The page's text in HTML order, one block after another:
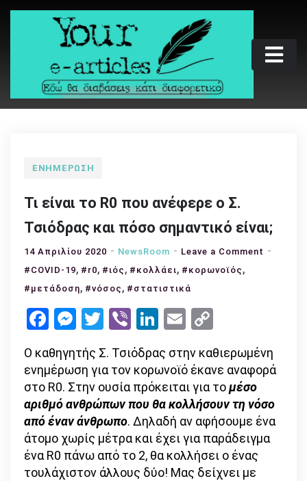
Skip
Your e-articles
Εδώ θα διαβάσεις κάτι διαφορετικό
ΕΝΗΜΈΡΩΣΗ
Τι είναι το R0 που ανέφερε ο Σ.
Τσιόδρας και πόσο σημαντικό είναι;
14 Απριλίου 2020 NewsRoom Leave a Comment on
ανέφερε
ο
και
πόσο
#COVID-19, #r0, #ιός , #κολλάει, #κορωνοϊός ,
#μετάδοση, #νόσος , #στατιστικά
Facebook
Messenger
Twitter
ViberLinkedIn
Email
Ο καθηγητής Σ. Τσιόδρας στην καθιερωμένη
ενημέρωση για τον κορωνοϊό έκανε αναφορά
στο R0. Στην ουσία πρόκειται για τομέσο
αριθμό ανθρώπων που θα κολλήσουν τη νόσο
από έναν άνθρωπο. Δηλαδή αν αφήσουμε ένα
άτομο χωρίς μέτρα και έχει για παράδειγμα
ένα R0 πάνω από το 2, θα κολλήσει ο ένας
τουλάχιστον άλλους δύο! Μας δείχνει με